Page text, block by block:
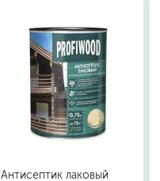
Антисептик лаковый